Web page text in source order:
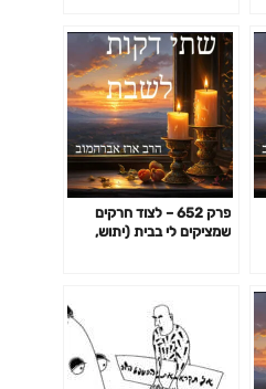
פרק 652 – לצוד חרקים
שמציקים לי בבית (יתוש,